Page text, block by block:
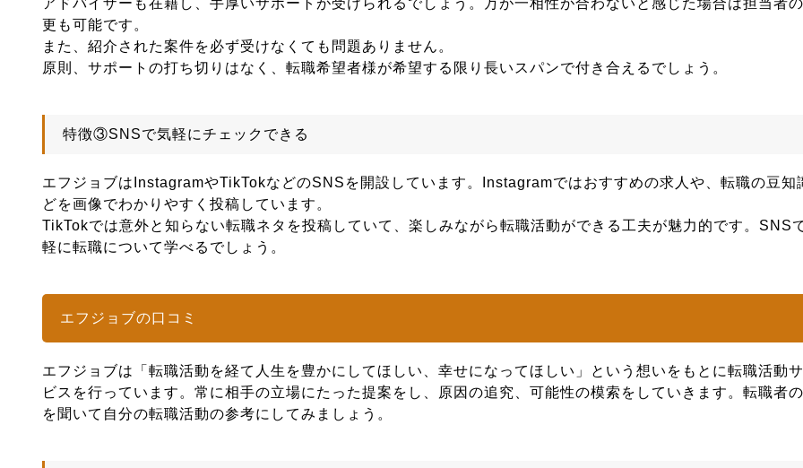
アドバイザーも在籍し、手厚いサポートが受けられるでしょう。万が一相性が合わないと感じた場合は担当者
更も可能です。
また、紹介された案件を必ず受けなくても問題ありません。
原則、サポートの打ち切りはなく、転職希望者様が希望する限り長いスパンで付き合えるでしょう。
特徴③SNSで気軽にチェックできる
エフジョブはInstagramやTikTokなどのSNSを開設しています。Instagramではおすすめの求人や、転職の豆知
どを画像でわかりやすく投稿しています。
TikTokでは意外と知らない転職ネタを投稿していて、楽しみながら転職活動ができる工夫が魅力的です。SNS
軽に転職について学べるでしょう。
エフジョブの口コミ
エフジョブは「転職活動を経て人生を豊かにしてほしい、幸せになってほしい」という想いをもとに転職活動
ビスを行っています。常に相手の立場にたった提案をし、原因の追究、可能性の模索をしていきます。転職者
を聞いて自分の転職活動の参考にしてみましょう。